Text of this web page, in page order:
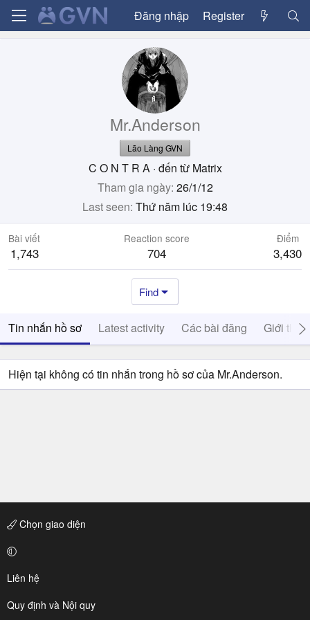
Đăng nhập Register
Mr.Anderson
Lão Làng GVN
C O N T R A · đến từ Matrix
Tham gia ngày 26/1/12
Last seen Thứ năm lúc 19:48
Bài viết
1,743
Reaction score
704
Điểm
3,430
Find
Tin nhắn hồ sơ Latest activity Các bài đăng Giới thiệu
Hiện tại không có tin nhắn trong hồ sơ của Mr.Anderson.
Chọn giao diện
Liên hệ
Quy định và Nội quy